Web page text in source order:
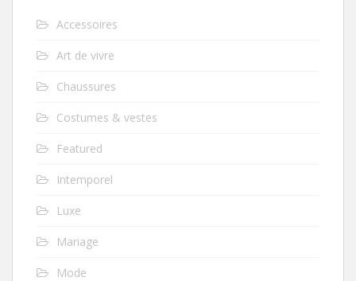
Accessoires
Art de vivre
Chaussures
Costumes & vestes
Featured
Intemporel
Luxe
Mariage
Mode